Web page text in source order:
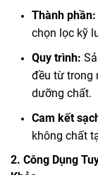
Thành phần:
chọn lọc kỹ
Quy trình:
đều từ trong
dưỡng chất.
Cam kết
không chất
2. Công Dụng